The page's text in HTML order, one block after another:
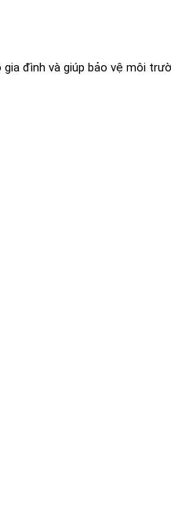
đình và giúp bảo vệ môi